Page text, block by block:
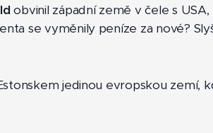
obvinil západní země v čele s
se vyměnily peníze za nové?
jedinou evropskou zemí,